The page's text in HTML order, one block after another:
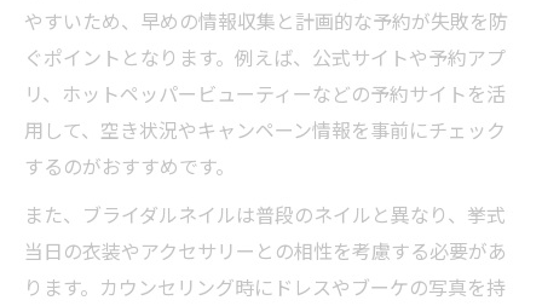
やすいため、早めの情報収集と計画的な予約が失敗を防
ぐポイントとなります。例えば、公式サイトや予約アプ
リ、ホットペッパービューティーなどの予約サイトを活
用して、空き状況やキャンペーン情報を事前にチェック
するのがおすすめです。
また、ブライダルネイルは普段のネイルと異なり、挙式
当日の衣装やアクセサリーとの相性を考慮する必要があ
ります。カウンセリング時にドレスやブーケの写真を持